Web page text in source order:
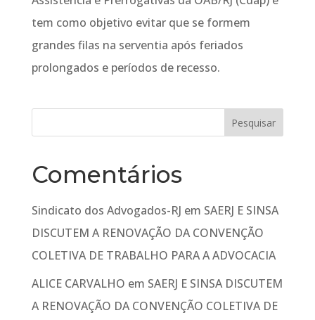
tem como objetivo evitar que se formem
grandes filas na serventia após feriados
prolongados e períodos de recesso.
Comentários
Sindicato dos Advogados-RJ em SAERJ E SINSA
DISCUTEM A RENOVAÇÃO DA CONVENÇÃO
COLETIVA DE TRABALHO PARA A ADVOCACIA
ALICE CARVALHO em SAERJ E SINSA DISCUTEM
A RENOVAÇÃO DA CONVENÇÃO COLETIVA DE